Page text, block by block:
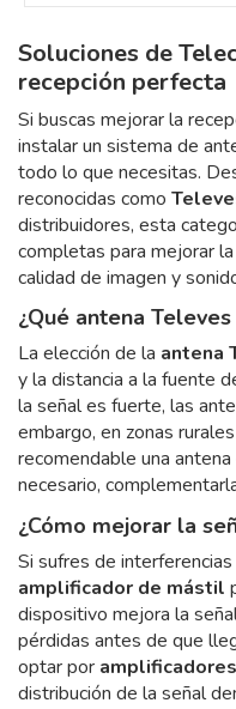
Soluciones de
recepción perfecta
Si buscas mejorar la
instalar un sistema de
todo lo que necesitas.
reconocidas como
distribuidores, esta
completas para mejorar
calidad de imagen y
¿Qué antena
La elección de la antena
y la distancia a la fuente
la señal es fuerte, las
embargo, en zonas
recomendable una
necesario,
¿Cómo mejorar la
Si sufres de
amplificador de mástil
dispositivo mejora la
pérdidas antes de que
optar por
distribución de la señal